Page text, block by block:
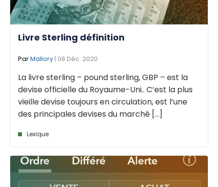
Livre Sterling définition
ParMallory | 08 Déc. 2020
La livre sterling – pound sterling, GBP – est la
devise officielle du Royaume-Uni.. C’est la plus
vieille devise toujours en circulation, est l’une
des principales devises du marché [...]
Lexique